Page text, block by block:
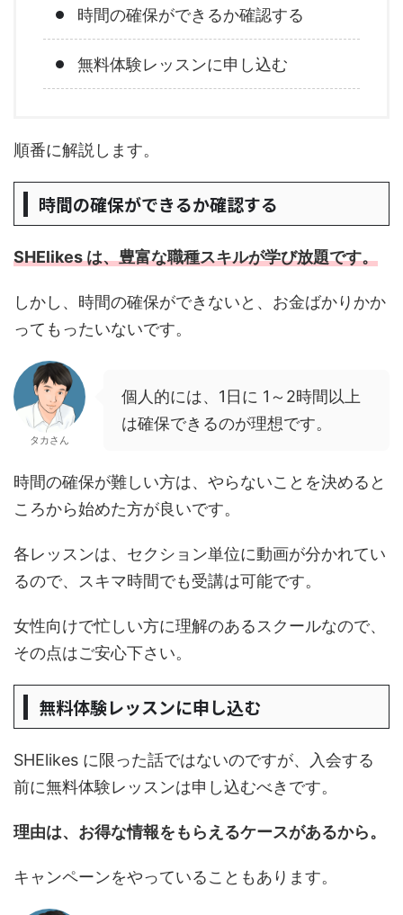
時間の確保ができるか確認する
無料体験レッスンに申し込む
順番に解説します。
時間の確保ができるか確認する
SHElikes は、豊富な職種スキルが学び放題です。
しかし、時間の確保ができないと、お金ばかりかか
ってもったいないです。
タカさん
個人的には、1日に 1～2時間以上
は確保できるのが理想です。
時間の確保が難しい方は、やらないことを決めると
ころから始めた方が良いです。
各レッスンは、セクション単位に動画が分かれてい
るので、スキマ時間でも受講は可能です。
女性向けで忙しい方に理解のあるスクールなので、
その点はご安心下さい。
無料体験レッスンに申し込む
SHElikes に限った話ではないのですが、入会する
前に無料体験レッスンは申し込むべきです。
理由は、お得な情報をもらえるケースがあるから。
キャンペーンをやっていることもあります。